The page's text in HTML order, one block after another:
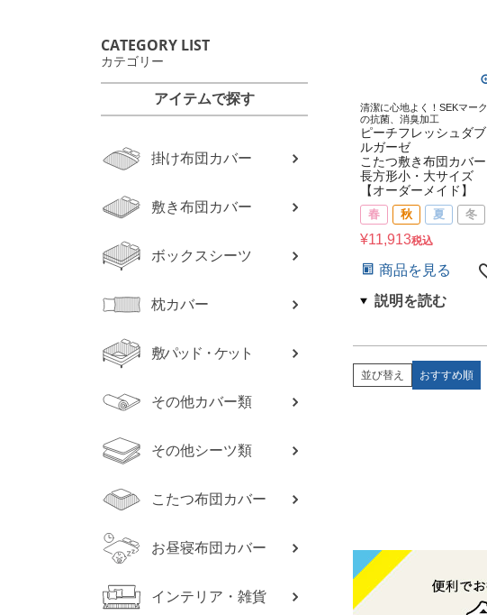
CATEGORY LIST
カテゴリー
アイテムで探す
掛け布団カバー
敷き布団カバー
ボックスシーツ
枕カバー
敷パッド・ケット
その他カバー類
その他シーツ類
こたつ布団カバー
お昼寝布団カバー
インテリア・雑貨
清潔に心地よく！SEKマーク
の抗菌、消臭加工
ピーチフレッシュダブ
ルガーゼ
こたつ敷き布団カバー
長方形小・大サイズ
【オーダーメイド】
春 秋 夏 冬
¥11,913税込
商品を見る
並び替え おすすめ順